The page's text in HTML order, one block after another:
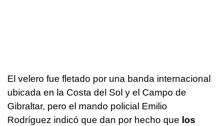
El velero fue fletado por una banda internacional
ubicada en la Costa del Sol y el Campo de
Gibraltar, pero el mando policial Emilio
Rodríguez indicó que dan por hecho que los